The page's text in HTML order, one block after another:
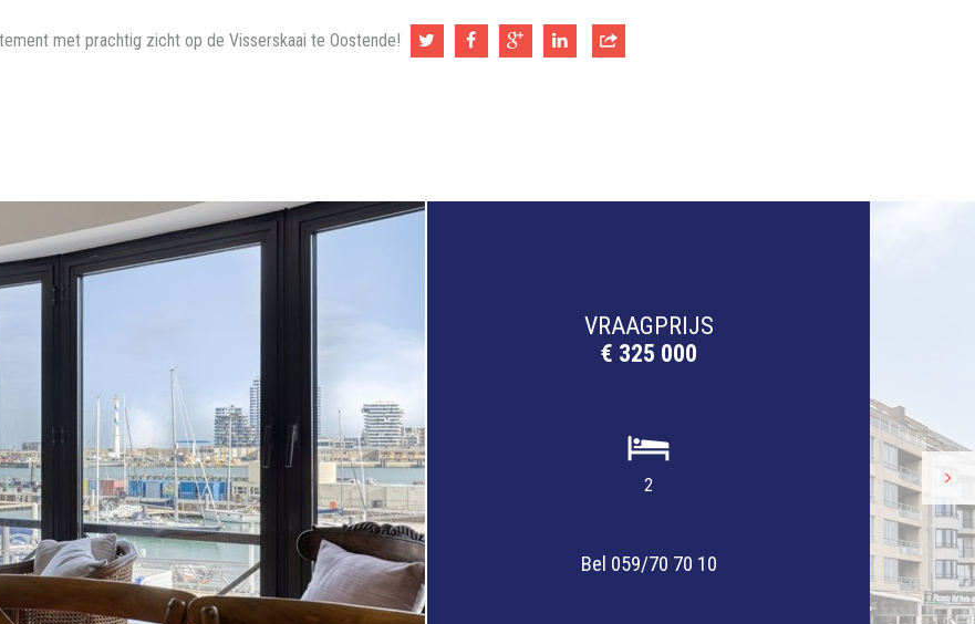
met prachtig zicht op de Visserskaai te Oostende!
VRAAGPRIJS
€ 325 000
2
Bel 059/70 70 10